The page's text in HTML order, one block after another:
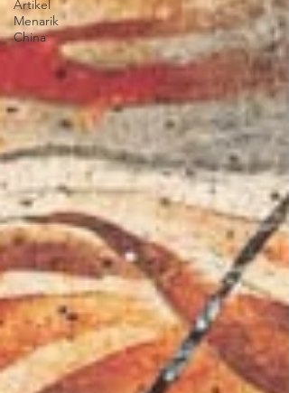
Artikel
Menarik
China